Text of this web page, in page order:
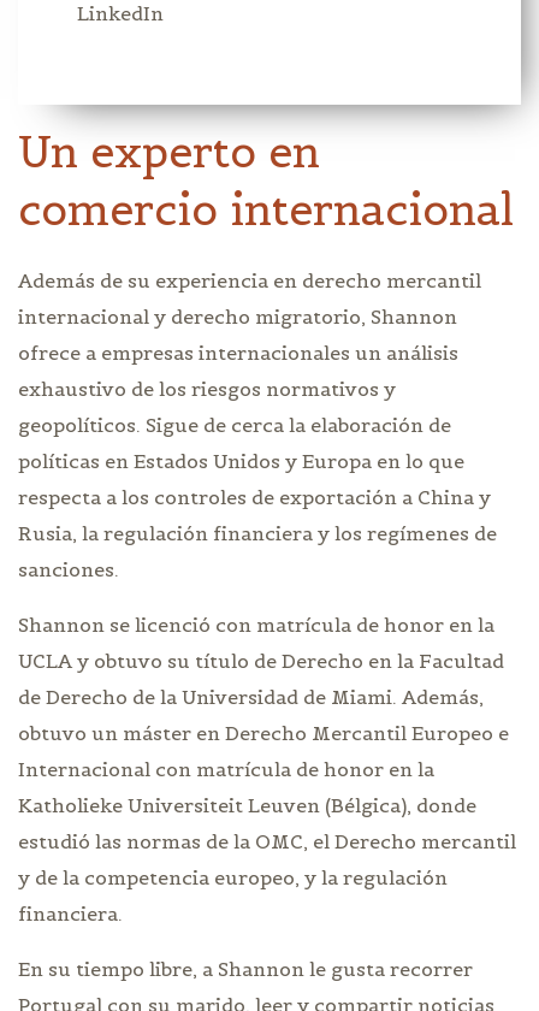
LinkedIn
Un experto en
comercio internacional
Además de su experiencia en derecho mercantil
internacional y derecho migratorio, Shannon
ofrece a empresas internacionales un análisis
exhaustivo de los riesgos normativos y
geopolíticos. Sigue de cerca la elaboración de
políticas en Estados Unidos y Europa en lo que
respecta a los controles de exportación a China y
Rusia, la regulación financiera y los regímenes de
sanciones.
Shannon se licenció con matrícula de honor en la
UCLA y obtuvo su título de Derecho en la Facultad
de Derecho de la Universidad de Miami. Además,
obtuvo un máster en Derecho Mercantil Europeo e
Internacional con matrícula de honor en la
Katholieke Universiteit Leuven (Bélgica), donde
estudió las normas de la OMC, el Derecho mercantil
y de la competencia europeo, y la regulación
financiera.
En su tiempo libre, a Shannon le gusta recorrer
Portugal con su marido, leer y compartir noticias